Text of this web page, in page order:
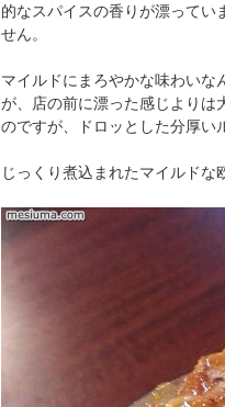
的なスパイスの香りが漂ってい
せん。
マイルドにまろやかな味わいな
が、店の前に漂った感じよりは
のですが、ドロッとした分厚い
じっくり煮込まれたマイルドな